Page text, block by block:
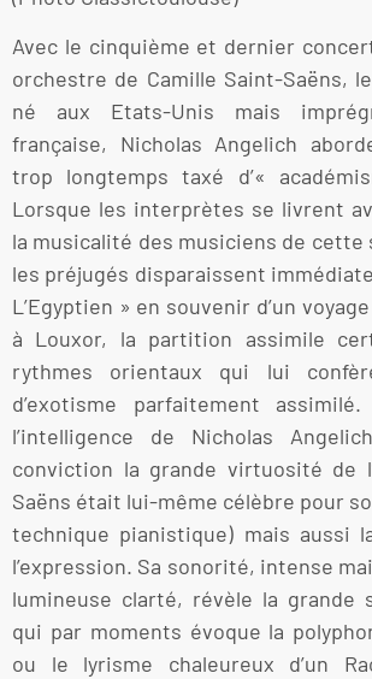
Avec le cinquième et dernier
orchestre de Camille Saint-Saëns,
né aux Etats-Unis mais
française, Nicholas Angelich
trop longtemps taxé d’«
Lorsque les interprètes se livrent
la musicalité des musiciens de cette
les préjugés disparaissent
L’Egyptien » en souvenir d’un
à Louxor, la partition assimile
rythmes orientaux qui lui
d’exotisme parfaitement
l’intelligence de Nicholas
conviction la grande virtuosité de
Saëns était lui-même célèbre pour
technique pianistique) mais aussi
l’expression. Sa sonorité, intense
lumineuse clarté, révèle la grande
qui par moments évoque la
ou le lyrisme chaleureux d’un